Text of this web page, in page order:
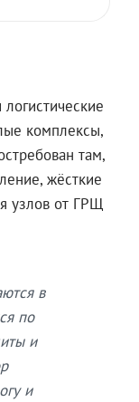
комплексы,
там,
жёсткие
узлов от ГРЩ
в
по
и
и